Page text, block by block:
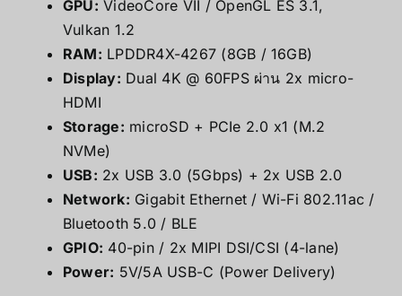
GPU: VideoCore VII / OpenGL ES 3.1,
Vulkan 1.2
RAM: LPDDR4X-4267 (8GB / 16GB)
Display: Dual 4K @ 60FPS ผ่าน 2x micro-
HDMI
Storage: microSD + PCIe 2.0 x1 (M.2
NVMe)
USB: 2x USB 3.0 (5Gbps) + 2x USB 2.0
Network: Gigabit Ethernet / Wi-Fi 802.11ac /
Bluetooth 5.0 / BLE
GPIO: 40-pin / 2x MIPI DSI/CSI (4-lane)
Power: 5V/5A USB-C (Power Delivery)